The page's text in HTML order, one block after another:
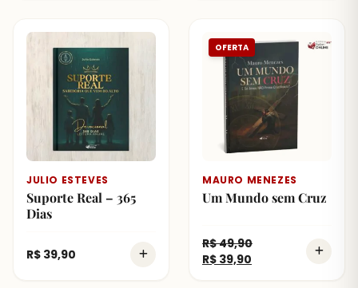
JULIO ESTEVES
Suporte Real – 365
Dias
R$ 39,90
OFERTA
MAURO MENEZES
Um Mundo sem Cruz
R$49,90
R$ 39,90